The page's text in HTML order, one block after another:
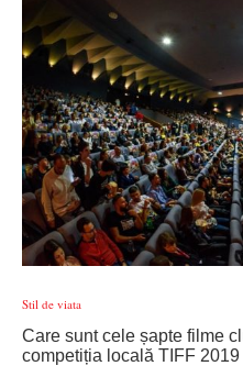
Stil de viata
Care sunt cele șapte filme
competiția locală TIFF 2019